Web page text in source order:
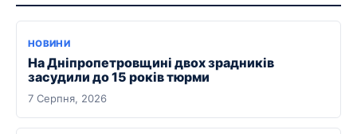
НОВИНИ
На Дніпропетровщині двох зрадників
засудили до 15 років тюрми
7 Серпня, 2026